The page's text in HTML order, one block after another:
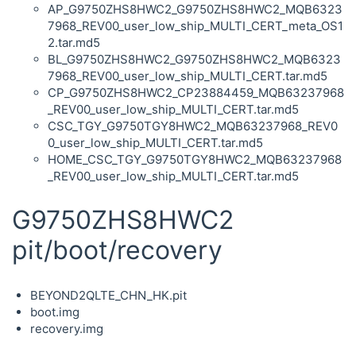
AP_G9750ZHS8HWC2_G9750ZHS8HWC2_MQB6323
7968_REV00_user_low_ship_MULTI_CERT_meta_OS1
2.tar.md5
BL_G9750ZHS8HWC2_G9750ZHS8HWC2_MQB6323
7968_REV00_user_low_ship_MULTI_CERT.tar.md5
CP_G9750ZHS8HWC2_CP23884459_MQB63237968
_REV00_user_low_ship_MULTI_CERT.tar.md5
CSC_TGY_G9750TGY8HWC2_MQB63237968_REV0
0_user_low_ship_MULTI_CERT.tar.md5
HOME_CSC_TGY_G9750TGY8HWC2_MQB63237968
_REV00_user_low_ship_MULTI_CERT.tar.md5
G9750ZHS8HWC2
pit/boot/recovery
BEYOND2QLTE_CHN_HK.pit
boot.img
recovery.img